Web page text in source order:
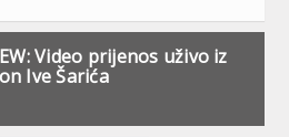
Video prijenos uživo iz
Ive Šarića